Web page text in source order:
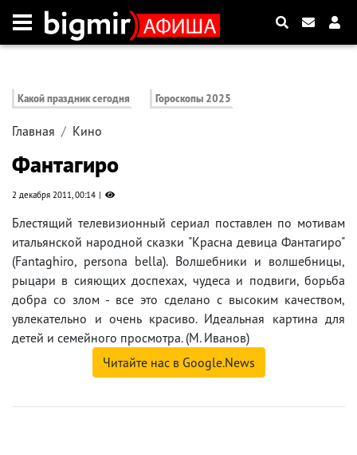
Какой праздник сегодня Гороскопы 2025
Главная Кино
Фантагиро
2 декабря 2011, 00:14
Блестящий телевизионный сериал поставлен по мотивам
итальянской народной сказки "Красна девица Фантагиро"
(Fantaghiro, persona bella). Волшебники и волшебницы,
рыцари в сияющих доспехах, чудеса и подвиги, борьба
добра со злом - все это сделано с высоким качеством,
увлекательно и очень красиво. Идеальная картина для
детей и семейного просмотра. (М. Иванов)
Читайте нас в Google.News